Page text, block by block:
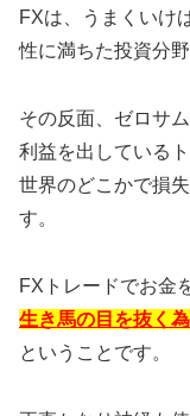
FXは、うまくいけ
性に満ちた投資分野
その反面、ゼロサ
利益を出している
世界のどこかで損
す。
FXトレードでお金
生き馬の目を抜く
ということです。